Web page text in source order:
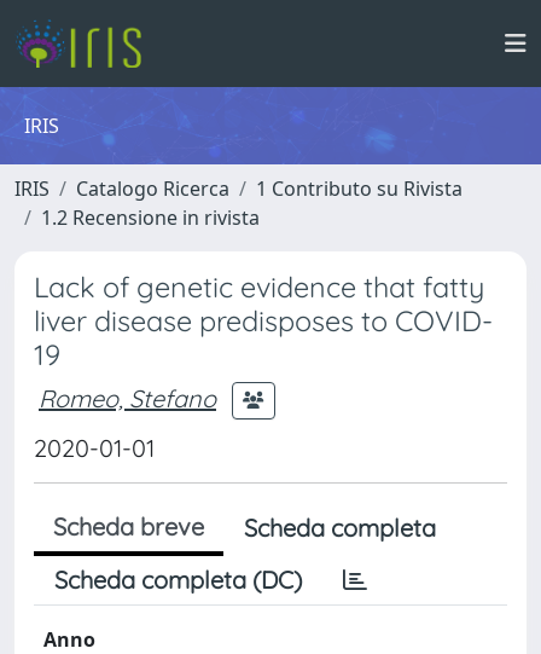
IRIS
IRIS Catalogo Ricerca
1 Contributo su Rivista
1.2 Recensione in rivista
Lack of genetic evidence that fatty
liver disease predisposes to COVID-
19
Romeo, Stefano
2020-01-01
Scheda breve
Scheda completa
Scheda completa (DC)
Anno